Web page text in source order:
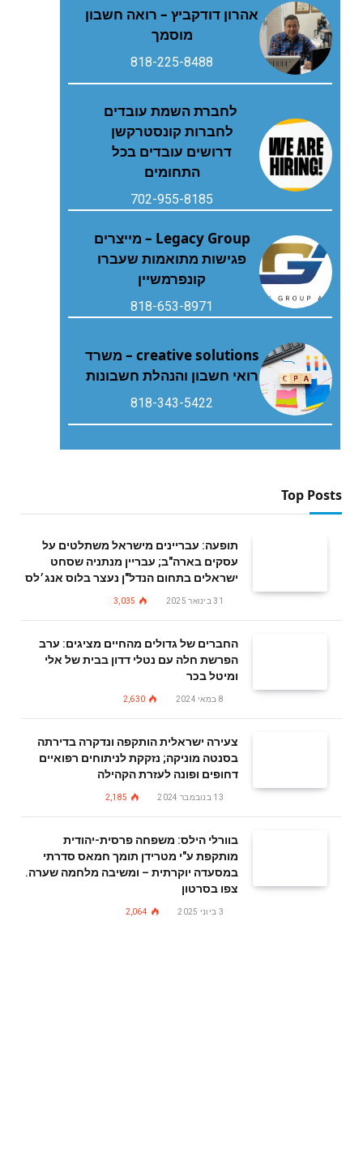
אהרון דודקביץ – רואה חשבון
מוסמך
818-225-8488
לחברת השמת עובדים
לחברות קונסטרקשן
דרושים עובדים בכל
התחומים
702-955-8185
Legacy Group – מייצרים
פגישות מתואמות שעברו
קונפרמשיין
818-653-8971
creative solutions – משרד
רואי חשבון והנהלת חשבונות
818-343-5422
Top Posts
תופעה: עבריינים מישראל משתלטים על
עסקים בארה"ב; עבריין מנתניה שסחט
ישראלים בתחום הנדל"ן נעצר בלוס אנג׳לס
31 בינואר 2025 3,035
החברים של גדולים מהחיים מציגים: ערב
הפרשת חלה עם נטלי דדון בבית של אלי
ומיטל בכר
8 במאי 2024 2,630
צעירה ישראלית הותקפה ונדקרה בדירתה
בסנטה מוניקה; נזקקת לניתוחים רפואיים
דחופים ופונה לעזרת הקהילה
13 בנובמבר 2024 2,185
בוורלי הילס: משפחה פרסית-יהודית
מותקפת ע"י מטרידן תומך חמאס סדרתי
במסעדה יוקרתית – ומשיבה מלחמה שערה.
צפו בסרטון
3 ביוני 2025 2,064